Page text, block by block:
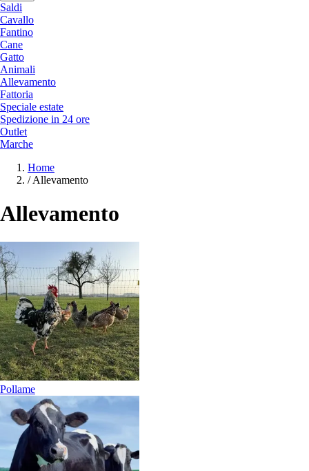
Saldi
Cavallo
Fantino
Cane
Gatto
Animali
Allevamento
Fattoria
Speciale estate
Spedizione in 24 ore
Outlet
Marche
Home
/ Allevamento
Allevamento
Pollame